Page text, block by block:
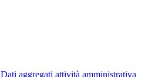
Dati aggregati attività amministrativa